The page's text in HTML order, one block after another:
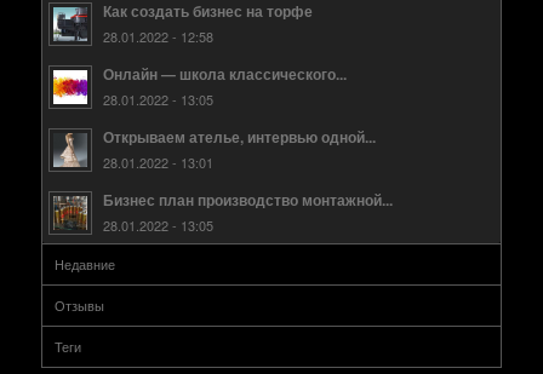
Как создать бизнес на торфе
28.01.2022 - 12:58
Онлайн — школа классического...
28.01.2022 - 13:05
Открываем ателье, интервью одной...
28.01.2022 - 13:01
Бизнес план производство монтажной...
28.01.2022 - 13:05
Недавние
Отзывы
Теги